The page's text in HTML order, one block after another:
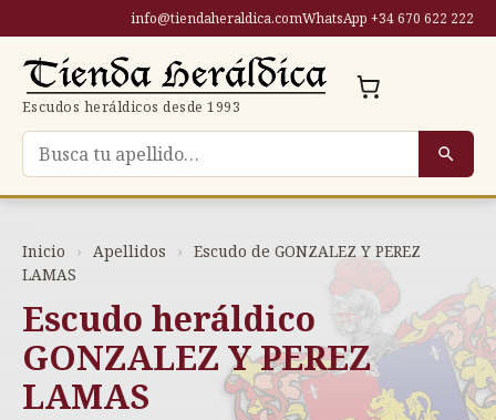
contenido
info@tiendaheraldica.comWhatsApp +34 670 622 222
Escudos heráldicos desde 1993
Buscar escudo por apellido
Inicio › Apellidos › Escudo de GONZALEZ Y PEREZ
LAMAS
Escudo heráldico
GONZALEZ Y PEREZ
LAMAS